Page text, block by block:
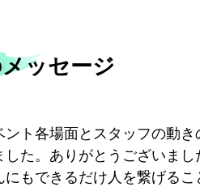
ッセージ
ト各場面とスタッフの動き
した。ありがとうございまし
もできるだけ人を繋げるこ